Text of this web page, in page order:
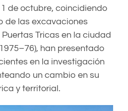
de octubre, coincidiendo
de las excavaciones
Tricas en la ciudad
han presentado
en la investigación
un cambio en su
y territorial.